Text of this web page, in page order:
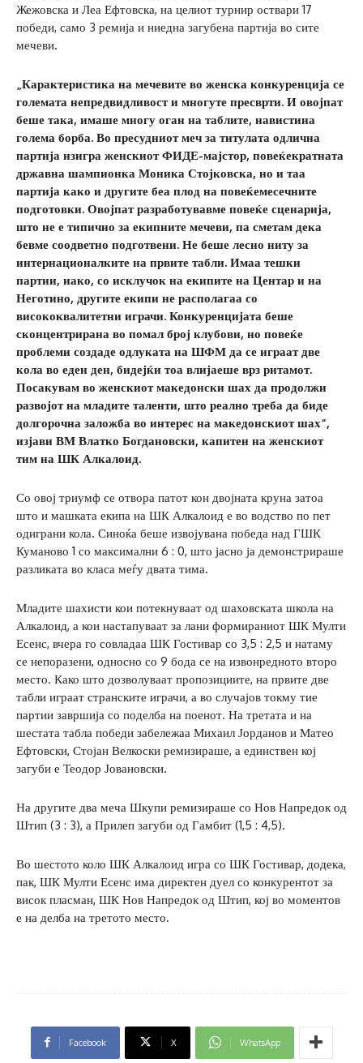
Жежовска и Леа Ефтовска, на целиот турнир оствари 17
победи, само 3 ремија и ниедна загубена партија во сите
мечеви.
„Карактеристика на мечевите во женска конкуренција се
големата непредвидливост и многуте пресврти. И овојпат
беше така, имаше многу оган на таблите, навистина
голема борба. Во пресудниот меч за титулата одлична
партија изигра женскиот ФИДЕ-мајстор, повеќекратната
државна шампионка Моника Стојковска, но и таа
партија како и другите беа плод на повеќемесечните
подготовки. Овојпат разработувавме повеќе сценарија,
што не е типично за екипните мечеви, па сметам дека
бевме соодветно подготвени. Не беше лесно ниту за
интернационалките на првите табли. Имаа тешки
партии, иако, со исклучок на екипите на Центар и на
Неготино, другите екипи не располагаа со
висококвалитетни играчи. Конкуренцијата беше
сконцентрирана во помал број клубови, но повеќе
проблеми создаде одлуката на ШФМ да се играат две
кола во еден ден, бидејќи тоа влијаеше врз ритамот.
Посакувам во женскиот македонски шах да продолжи
развојот на младите таленти, што реално треба да биде
долгорочна заложба во интерес на македонскиот шах“,
изјави ВМ Влатко Богдановски, капитен на женскиот
тим на ШК Алкалоид.
Со овој триумф се отвора патот кон двојната круна затоа
што и машката екипа на ШК Алкалоид е во водство по пет
одиграни кола. Синоќа беше извојувана победа над ГШК
Куманово 1 со максимални 6 : 0, што јасно ја демонстрираше
разликата во класа меѓу двата тима.
Младите шахисти кои потекнуваат од шаховската школа на
Алкалоид, а кои настапуваат за лани формираниот ШК Мулти
Есенс, вчера го совладаа ШК Гостивар со 3,5 : 2,5 и натаму
се непоразени, односно со 9 бода се на извонредното второ
место. Како што дозволуваат пропозициите, на првите две
табли играат странските играчи, а во случајов токму тие
партии завршија со поделба на поенот. На третата и на
шестата табла победи забележаа Михаил Јорданов и Матео
Ефтовски, Стојан Велкоски ремизираше, а единствен кој
загуби е Теодор Јовановски.
На другите два меча Шкупи ремизираше со Нов Напредок од
Штип (3 : 3), а Прилеп загуби од Гамбит (1,5 : 4,5).
Во шестото коло ШК Алкалоид игра со ШК Гостивар, додека,
пак, ШК Мулти Есенс има директен дуел со конкурентот за
висок пласман, ШК Нов Напредок од Штип, кој во моментов
е на делба на третото место.
Facebook X WhatsApp